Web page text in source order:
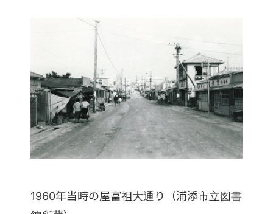
1960年当時の屋富祖大通り（浦添市立図書